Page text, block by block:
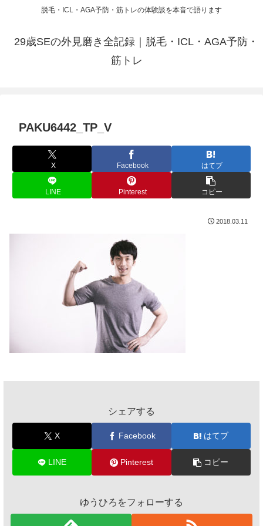
脱毛・ICL・AGA予防・筋トレの体験談を本音で語ります
29歳SEの外見磨き全記録｜脱毛・ICL・AGA予防・
筋トレ
PAKU6442_TP_V
X Facebook はてブ
LINE Pinterest コピー
2018.03.11
シェアする
X Facebook はてブ
LINE Pinterest コピー
ゆうひろをフォローする